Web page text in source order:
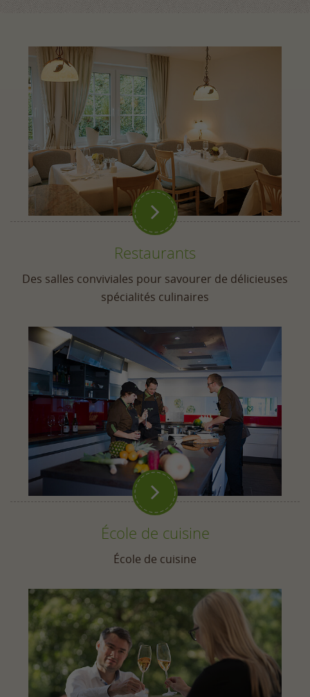

Restaurants
Des salles conviviales pour savourer de délicieuses
spécialités culinaires

École de cuisine
École de cuisine